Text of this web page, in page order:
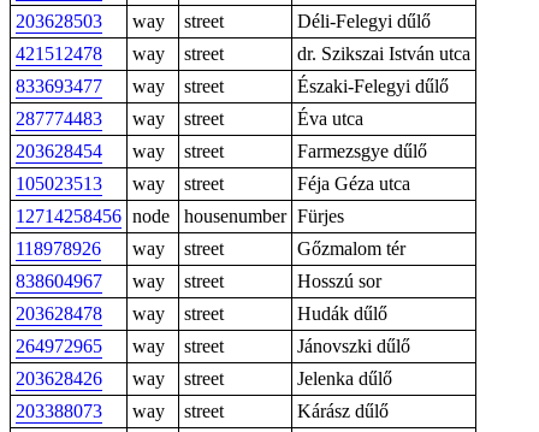
203628503
way street
Déli-Felegyi dűlő
421512478
way street
dr. Szikszai István utca
833693477
way street
Északi-Felegyi dűlő
287774483
way street
Éva utca
203628454
way street
Farmezsgye dűlő
105023513
way street
Féja Géza utca
12714258456 node housenumber Fürjes
118978926
way street
Gőzmalom tér
838604967
way street
Hosszú sor
203628478
way street
Hudák dűlő
264972965
way street
Jánovszki dűlő
203628426
way street
Jelenka dűlő
203388073
way street
Kárász dűlő